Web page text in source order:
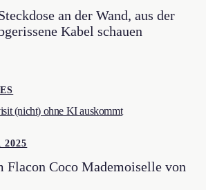
(nicht) ohne KI auskommt
2025